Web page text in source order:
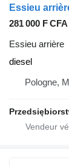
281 000 F CFA
Essieu arrière
diesel
Pologne,